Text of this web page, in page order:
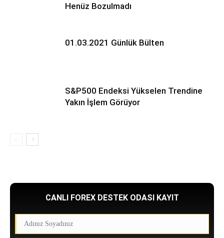
Henüz Bozulmadı
01.03.2021 Günlük Bülten
S&P500 Endeksi Yükselen Trendine
Yakın İşlem Görüyor
CANLI FOREX DESTEK ODASI KAYIT